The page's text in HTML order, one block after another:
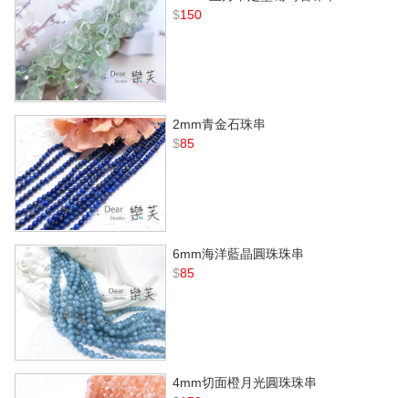
$150
2mm青金石珠串
$85
6mm海洋藍晶圓珠珠串
$85
4mm切面橙月光圓珠珠串